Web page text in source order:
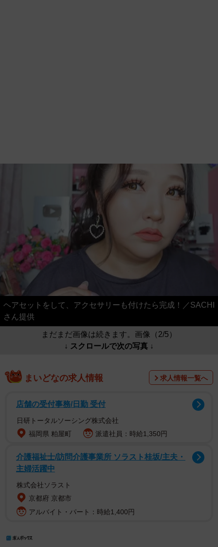
ヘアセットをして、アクセサリーも付けたら完成！／SACHI
さん提供
まだまだ画像は続きます。画像（2/5）
↓ スクロールで次の写真 ↓
まいどなの求人情報 求人情報一覧へ
店舗の受付事務/日勤 受付
日研トータルソーシング株式会社
福岡県 粕屋町
派遣社員：時給1,350円
介護福祉士/訪問介護事業所 ソラスト桂坂/主夫・
主婦活躍中
株式会社ソラスト
京都府 京都市
アルバイト・パート：時給1,400円